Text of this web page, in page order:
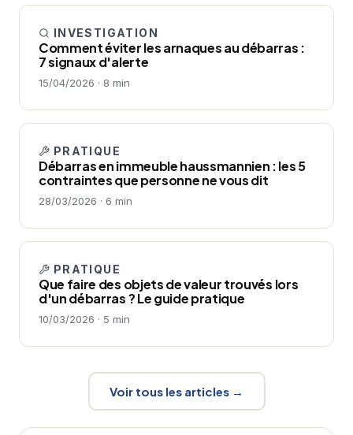
INVESTIGATION
Comment éviter les arnaques au débarras :
7 signaux d'alerte
15/04/2026 · 8 min
PRATIQUE
Débarras en immeuble haussmannien : les 5
contraintes que personne ne vous dit
28/03/2026 · 6 min
PRATIQUE
Que faire des objets de valeur trouvés lors
d'un débarras ? Le guide pratique
10/03/2026 · 5 min
Voir tous les articles →